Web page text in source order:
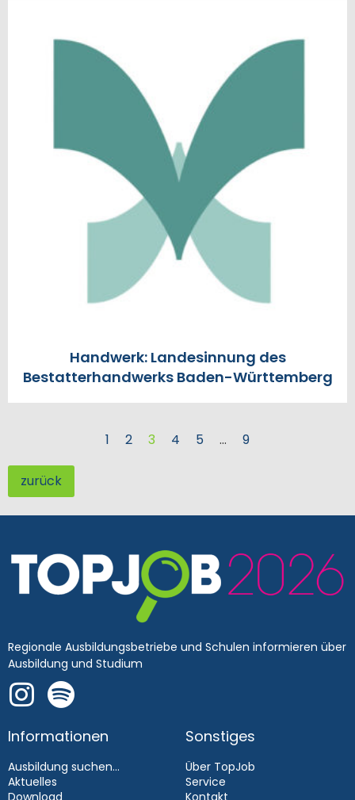
Handwerk: Landesinnung des
Bestatterhandwerks Baden-Württemberg
1 2 3 4 5 … 9
zurück
Regionale Ausbildungsbetriebe und Schulen informieren über
Ausbildung und Studium
Informationen
Ausbildung suchen...
Aktuelles
Download
Sonstiges
Über TopJob
Service
Kontakt